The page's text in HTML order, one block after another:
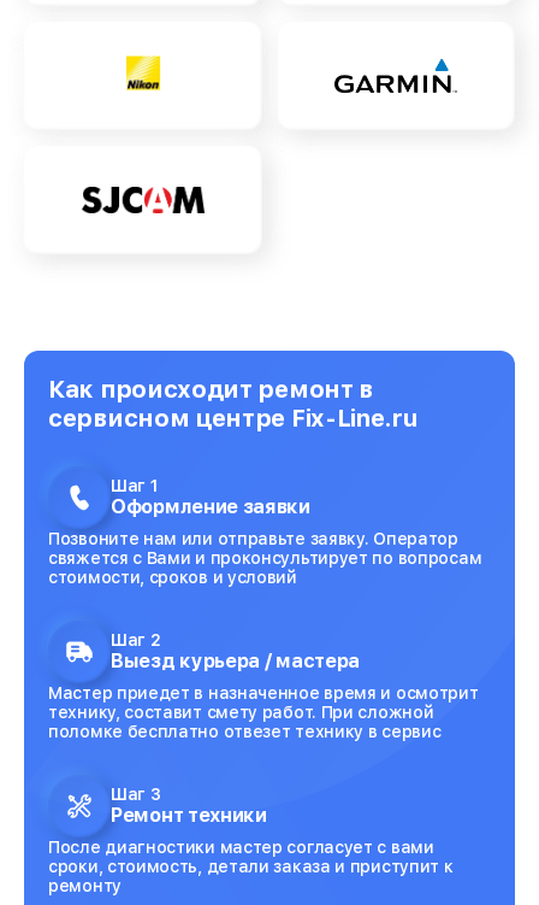
Как происходит ремонт в
сервисном центре Fix-Line.ru
Шаг 1
Оформление заявки
Позвоните нам или отправьте заявку. Оператор
свяжется с Вами и проконсультирует по вопросам
стоимости, сроков и условий
Шаг 2
Выезд курьера / мастера
Мастер приедет в назначенное время и осмотрит
технику, составит смету работ. При сложной
поломке бесплатно отвезет технику в сервис
Шаг 3
Ремонт техники
После диагностики мастер согласует с вами
сроки, стоимость, детали заказа и приступит к
ремонту